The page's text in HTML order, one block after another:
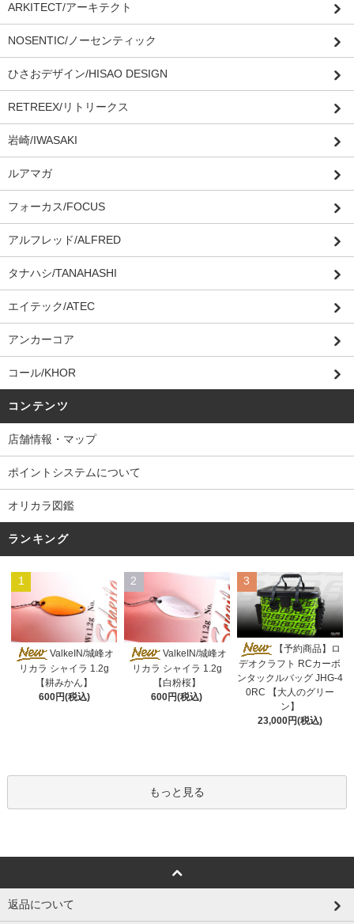
ARKITECT/アーキテクト
NOSENTIC/ノーセンティック
ひさおデザイン/HISAO DESIGN
RETREEX/リトリークス
岩崎/IWASAKI
ルアマガ
フォーカス/FOCUS
アルフレッド/ALFRED
タナハシ/TANAHASHI
エイテック/ATEC
アンカーコア
コール/KHOR
コンテンツ
店舗情報・マップ
ポイントシステムについて
オリカラ図鑑
ランキング
1
ValkeIN/城峰オ
リカラ シャイラ 1.2g
【耕みかん】
600円(税込)
2
ValkeIN/城峰オ
リカラ シャイラ 1.2g
【白粉桜】
600円(税込)
3
【予約商品】ロ
デオクラフト RCカーボ
ンタックルバッグ JHG-4
0RC 【大人のグリー
ン】
23,000円(税込)
もっと見る
返品について